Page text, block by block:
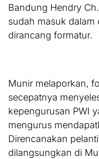
Bandung Hendry
sudah masuk
dirancang formatur.
Munir melaporkan,
secepatnya
kepengurusan PWI
mengurus
Direncanakan
dilangsungkan di